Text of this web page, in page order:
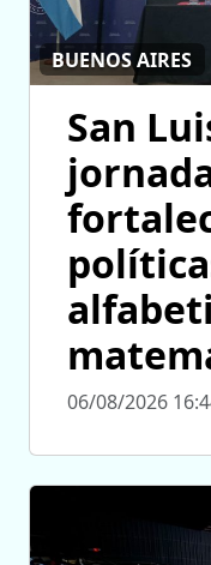
BUENOS AIRES
San
06/08/2026